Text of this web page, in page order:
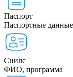
Паспорт
Паспортные данные
Снилс
ФИО, программа